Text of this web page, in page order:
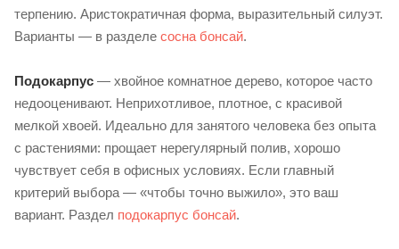
терпению. Аристократичная форма, выразительный силуэт.
Варианты — в разделе сосна бонсай.
Подокарпус — хвойное комнатное дерево, которое часто
недооценивают. Неприхотливое, плотное, с красивой
мелкой хвоей. Идеально для занятого человека без опыта
с растениями: прощает нерегулярный полив, хорошо
чувствует себя в офисных условиях. Если главный
критерий выбора — «чтобы точно выжило», это ваш
вариант. Раздел подокарпус бонсай.